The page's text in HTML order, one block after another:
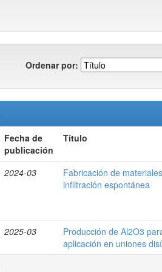
Ordenar por:
Fecha de
publicación
Título
2024-03
Fabricación de
infiltración espontánea
2025-03
Producción de Al2O3
aplicación en uniones